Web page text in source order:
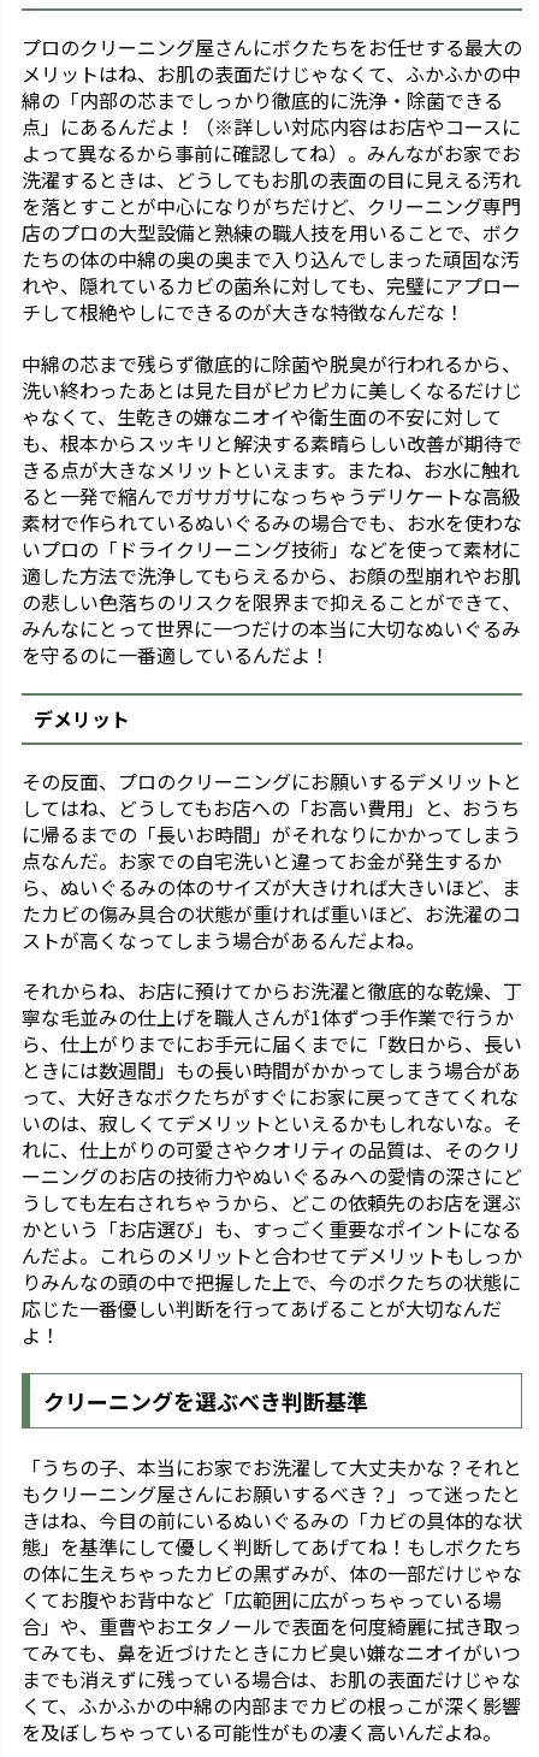
プロのクリーニング屋さんにボクたちをお任せする最大の
メリットはね、お肌の表面だけじゃなくて、ふかふかの中
綿の「内部の芯までしっかり徹底的に洗浄・除菌できる
点」にあるんだよ！（※詳しい対応内容はお店やコースに
よって異なるから事前に確認してね）。みんながお家でお
洗濯するときは、どうしてもお肌の表面の目に見える汚れ
を落とすことが中心になりがちだけど、クリーニング専門
店のプロの大型設備と熟練の職人技を用いることで、ボク
たちの体の中綿の奥の奥まで入り込んでしまった頑固な汚
れや、隠れているカビの菌糸に対しても、完璧にアプロー
チして根絶やしにできるのが大きな特徴なんだな！
中綿の芯まで残らず徹底的に除菌や脱臭が行われるから、
洗い終わったあとは見た目がピカピカに美しくなるだけじ
ゃなくて、生乾きの嫌なニオイや衛生面の不安に対して
も、根本からスッキリと解決する素晴らしい改善が期待で
きる点が大きなメリットといえます。またね、お水に触れ
ると一発で縮んでガサガサになっちゃうデリケートな高級
素材で作られているぬいぐるみの場合でも、お水を使わな
いプロの「ドライクリーニング技術」などを使って素材に
適した方法で洗浄してもらえるから、お顔の型崩れやお肌
の悲しい色落ちのリスクを限界まで抑えることができて、
みんなにとって世界に一つだけの本当に大切なぬいぐるみ
を守るのに一番適しているんだよ！
デメリット
その反面、プロのクリーニングにお願いするデメリットと
してはね、どうしてもお店への「お高い費用」と、おうち
に帰るまでの「長いお時間」がそれなりにかかってしまう
点なんだ。お家での自宅洗いと違ってお金が発生するか
ら、ぬいぐるみの体のサイズが大きければ大きいほど、ま
たカビの傷み具合の状態が重ければ重いほど、お洗濯のコ
ストが高くなってしまう場合があるんだよね。
それからね、お店に預けてからお洗濯と徹底的な乾燥、丁
寧な毛並みの仕上げを職人さんが1体ずつ手作業で行うか
ら、仕上がりまでにお手元に届くまでに「数日から、長い
ときには数週間」もの長い時間がかかってしまう場合があ
って、大好きなボクたちがすぐにお家に戻ってきてくれな
いのは、寂しくてデメリットといえるかもしれないな。そ
れに、仕上がりの可愛さやクオリティの品質は、そのクリ
ーニングのお店の技術力やぬいぐるみへの愛情の深さにど
うしても左右されちゃうから、どこの依頼先のお店を選ぶ
かという「お店選び」も、すっごく重要なポイントになる
んだよ。これらのメリットと合わせてデメリットもしっか
りみんなの頭の中で把握した上で、今のボクたちの状態に
応じた一番優しい判断を行ってあげることが大切なんだ
よ！
クリーニングを選ぶべき判断基準
「うちの子、本当にお家でお洗濯して大丈夫かな？それと
もクリーニング屋さんにお願いするべき？」って迷ったと
きはね、今目の前にいるぬいぐるみの「カビの具体的な状
態」を基準にして優しく判断してあげてね！もしボクたち
の体に生えちゃったカビの黒ずみが、体の一部だけじゃな
くてお腹やお背中など「広範囲に広がっちゃっている場
合」や、重曹やおエタノールで表面を何度綺麗に拭き取っ
てみても、鼻を近づけたときにカビ臭い嫌なニオイがいつ
までも消えずに残っている場合は、お肌の表面だけじゃな
くて、ふかふかの中綿の内部までカビの根っこが深く影響
を及ぼしちゃっている可能性がもの凄く高いんだよね。